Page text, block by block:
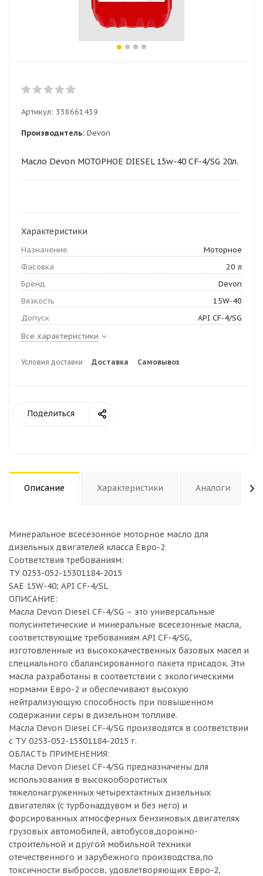
Артикул: 338661439
Производитель: Devon
Масло Devon МОТОРНОЕ DIESEL 15w-40 CF-4/SG 20л.
Характеристики
Назначение
Моторное
Фасовка
20 л
Бренд
Devon
Вязкость
15W-40
Допуск
API CF-4/SG
Все характеристики
Условия доставки Доставка Самовывоз
Поделиться
Описание Характеристики Аналоги
Минеральное всесезонное моторное масло для
дизельных двигателей класса Евро-2
Соответствия требованиям:
ТУ 0253-052-15301184-2015
SAE 15W-40; API CF-4/SL
ОПИСАНИЕ:
Масла Devon Diesel CF-4/SG – это универсальные
полусинтетические и минеральные всесезонные масла,
соответствующие требованиям API CF-4/SG,
изготовленные из высококачественных базовых масел и
специального сбалансированного пакета присадок. Эти
масла разработаны в соответствии с экологическими
нормами Евро-2 и обеспечивают высокую
нейтрализующую способность при повышенном
содержании серы в дизельном топливе.
Масла Devon Diesel CF-4/SG производятся в соответствии
с ТУ 0253-052-15301184-2015 г.
ОБЛАСТЬ ПРИМЕНЕНИЯ:
Масла Devon Diesel CF-4/SG предназначены для
использования в высокооборотистых
тяжелонагруженных четырехтактных дизельных
двигателях (с турбонаддувом и без него) и
форсированных атмосферных бензиновых двигателях
грузовых автомобилей, автобусов,дорожно-
строительной и другой мобильной техники
отечественного и зарубежного производства,по
токсичности выбросов, удовлетворяющих Евро-2,